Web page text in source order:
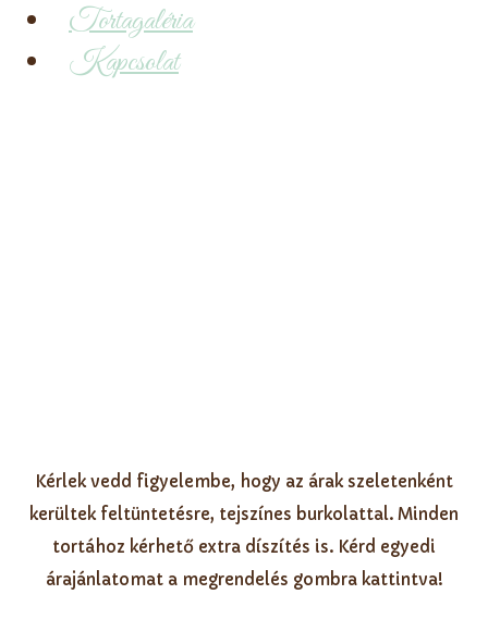
Tortagaléria
Kapcsolat
Kérlek vedd figyelembe, hogy az árak szeletenként
kerültek feltüntetésre, tejszínes burkolattal. Minden
tortához kérhető extra díszítés is. Kérd egyedi
árajánlatomat a megrendelés gombra kattintva!